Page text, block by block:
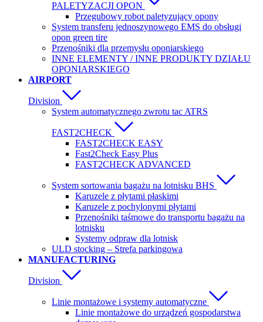
PALETYZACJI OPON
Przegubowy robot paletyzujący opony
System transferu jednoszynowego EMS do obsługi
opon green tire
Przenośniki dla przemysłu oponiarskiego
INNE ELEMENTY / INNE PRODUKTY DZIAŁU
OPONIARSKIEGO
AIRPORT
Division
System automatycznego zwrotu tac ATRS
FAST2CHECK
FAST2CHECK EASY
Fast2Check Easy Plus
FAST2CHECK ADVANCED
System sortowania bagażu na lotnisku BHS
Karuzele z płytami płaskimi
Karuzele z pochylonymi płytami
Przenośniki taśmowe do transportu bagażu na
lotnisku
Systemy odpraw dla lotnisk
ULD stocking – Strefa parkingowa
MANUFACTURING
Division
Linie montażowe i systemy automatyczne
Linie montażowe do urządzeń gospodarstwa